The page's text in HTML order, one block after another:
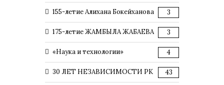
155-летие Алихана Бокейханова 3
175-летие ЖАМБЫЛА ЖАБАЕВА 3
«Наука и технологии» 4
30 ЛЕТ НЕЗАВИСИМОСТИ РК 43